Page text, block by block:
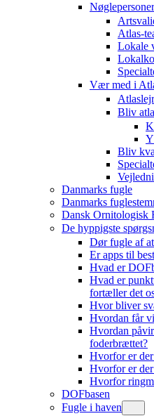
Nøglepersoner
Atlas-
Lokale
Vær med i
Bliv
Bliv
Danmarks fugle
Danmarks
Dansk Ornitologisk
De hyppigste
Dør fugle af
Er apps til
Hvad er
Hvad er
fortæller det
Hvor bliver
Hvordan får
Hvordan
foderbrættet?
Hvorfor er
Hvorfor er
Hvorfor
DOFbasen
Fugle i haven